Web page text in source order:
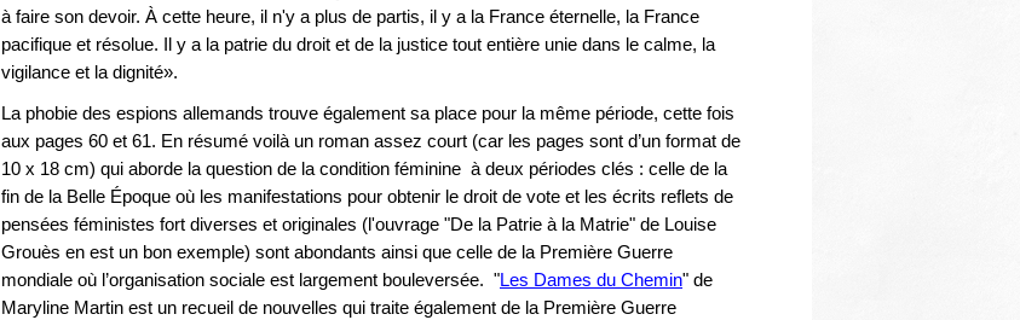
à faire son devoir. À cette heure, il n'y a plus de partis, il y a la France éternelle, la France
pacifique et résolue. Il y a la patrie du droit et de la justice tout entière unie dans le calme, la
vigilance et la dignité».
La phobie des espions allemands trouve également sa place pour la même période, cette fois
aux pages 60 et 61. En résumé voilà un roman assez court (car les pages sont d’un format de
10 x 18 cm) qui aborde la question de la condition féminine à deux périodes clés : celle de la
fin de la Belle Époque où les manifestations pour obtenir le droit de vote et les écrits reflets de
pensées féministes fort diverses et originales (l'ouvrage "De la Patrie à la Matrie" de Louise
Grouès en est un bon exemple) sont abondants ainsi que celle de la Première Guerre
mondiale où l’organisation sociale est largement bouleversée. "Les Dames du Chemin" de
Maryline Martin est un recueil de nouvelles qui traite également de la Première Guerre